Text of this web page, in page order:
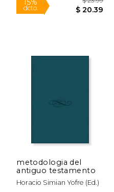
metodologia del
antiguo testamento
Horacio Simian Yofre (ed.)